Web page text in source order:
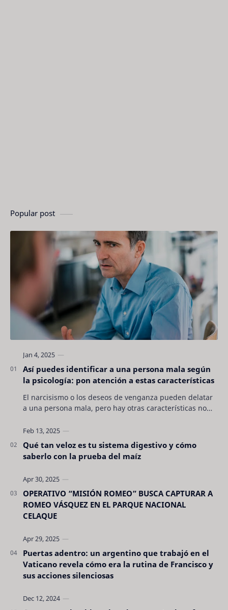
Popular post
Así puedes identificar a una persona mala según
la psicología: pon atención a estas características
El narcisismo o los deseos de venganza pueden delatar
a una persona mala, pero hay otras características no
Qué tan veloz es tu sistema digestivo y cómo
saberlo con la prueba del maíz
OPERATIVO “MISIÓN ROMEO” BUSCA CAPTURAR A
ROMEO VÁSQUEZ EN EL PARQUE NACIONAL
CELAQUE
Puertas adentro: un argentino que trabajó en el
Vaticano revela cómo era la rutina de Francisco y
sus acciones silenciosas